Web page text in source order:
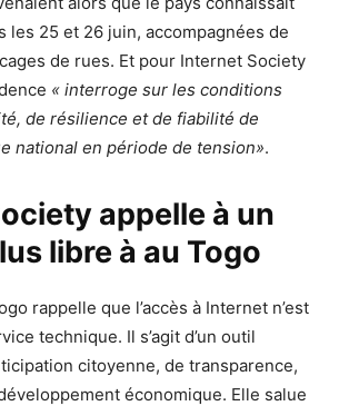
les 25 et 26 juin, accompagnées de
de rues. Et pour Internet Society
« interroge sur les conditions
de résilience et de fiabilité de
national en période de tension».
appelle à un
libre à au Togo
rappelle que l’accès à Internet n’est
technique. Il s’agit d’un outil
citoyenne, de transparence,
économique. Elle salue